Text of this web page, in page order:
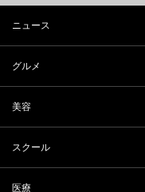
ニュース
グルメ
美容
スクール
医療